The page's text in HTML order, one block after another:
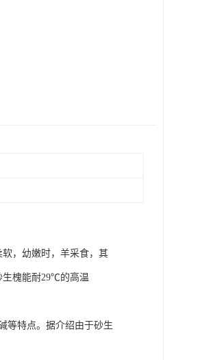
，幼嫩时，羊采食，其
生槐能耐29℃的高温
等特点。据介绍由于砂生